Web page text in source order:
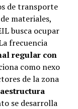
de transporte
materiales,
busca ocupar
frecuencia
regular con
como nexo
de la zona
se desarrolla